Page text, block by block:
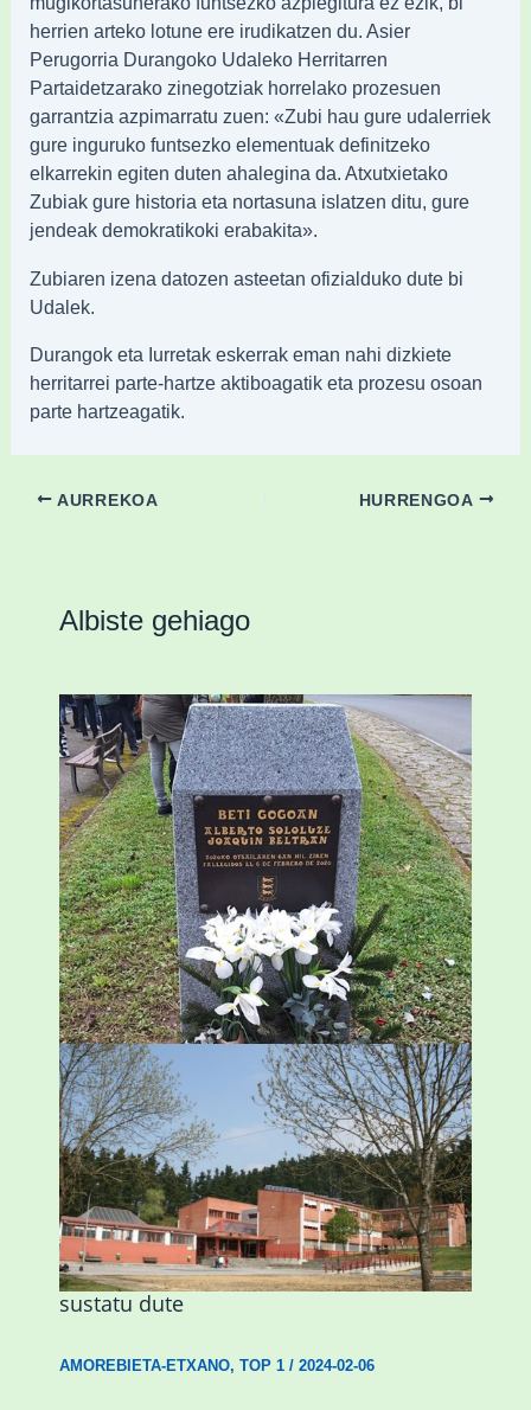
herrien arteko lotune ere irudikatzen du. Asier
Perugorria Durangoko Udaleko Herritarren
Partaidetzarako zinegotziak horrelako prozesuen
garrantzia azpimarratu zuen: «Zubi hau gure udalerriek
gure inguruko funtsezko elementuak definitzeko
elkarrekin egiten duten ahalegina da. Atxutxietako
Zubiak gure historia eta nortasuna islatzen ditu, gure
jendeak demokratikoki erabakita».
Zubiaren izena datozen asteetan ofizialduko dute bi
Udalek.
Durangok eta Iurretak eskerrak eman nahi dizkiete
herritarrei parte-hartze aktiboagatik eta prozesu osoan
parte hartzeagatik.
AURREKOA HURRENGOA
Albiste gehiago
«Azkenengo 40 urteetan Zaldibar jo zuen
ingurumen-hondamendirik larriena»
ESKUALDEA,ZALDIBAR/2024-02-06
Amorebietak eta Eusko Jaurlaritzak
Urritxen institutu berri bat eraikitzea
sustatu dute
AMOREBIETA-ETXANO, TOP 1/ 2024-02-06